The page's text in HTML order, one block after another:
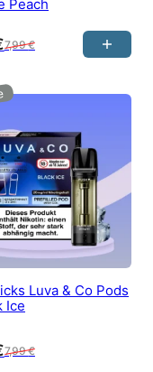
Peach
7,99€
Luva & Co Pods
Ice
7,99€